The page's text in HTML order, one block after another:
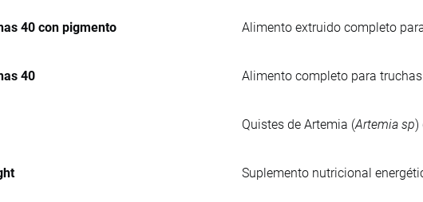
40 con pigmento Alimento extruido completo
40 Alimento completo para
Quistes de Artemia (Artemia sp)
Suplemento nutricional